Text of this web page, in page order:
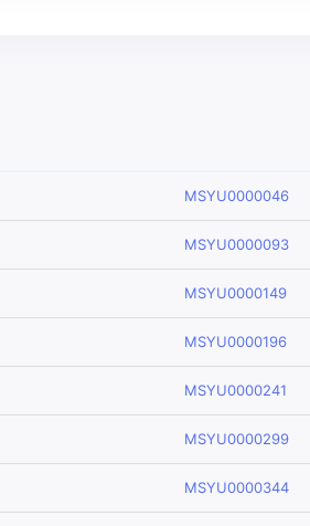
MSYU0000046
MSYU0000093
MSYU0000149
MSYU0000196
MSYU0000241
MSYU0000299
MSYU0000344